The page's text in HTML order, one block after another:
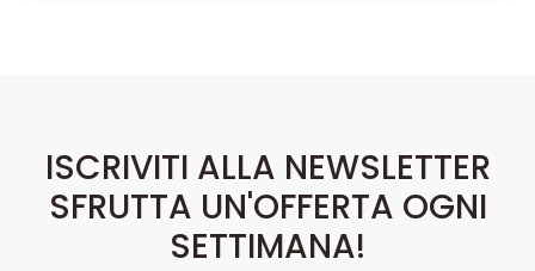
ISCRIVITI ALLA NEWSLETTER
SFRUTTA UN'OFFERTA OGNI
SETTIMANA!